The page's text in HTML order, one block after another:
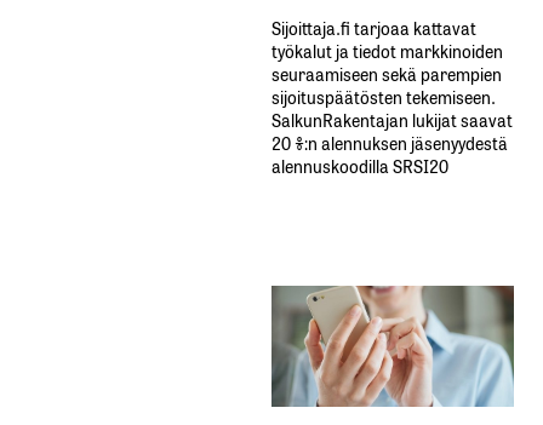
Sijoittaja.fi tarjoaa kattavat
työkalut ja tiedot markkinoiden
seuraamiseen sekä parempien
sijoituspäätösten tekemiseen.
SalkunRakentajan lukijat saavat
20 %:n alennuksen jäsenyydestä
alennuskoodilla SRSI20